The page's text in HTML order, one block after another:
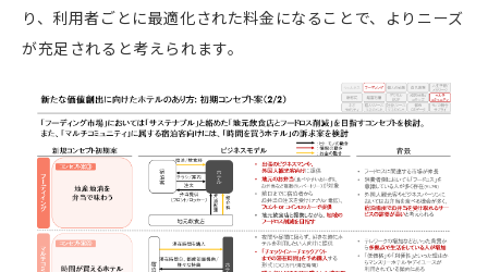
り、利用者ごとに最適化された料金になることで、よりニーズ
が充足されると考えられます。